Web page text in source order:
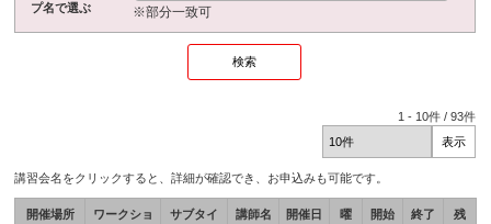
プ名で選ぶ
※部分一致可
1 - 10件 /93件
講習会名をクリックすると、詳細が確認でき、お申込みも可能です。
開催場所
ワークショ
サブタイ
講師名
開催日
曜
開始
終了
残